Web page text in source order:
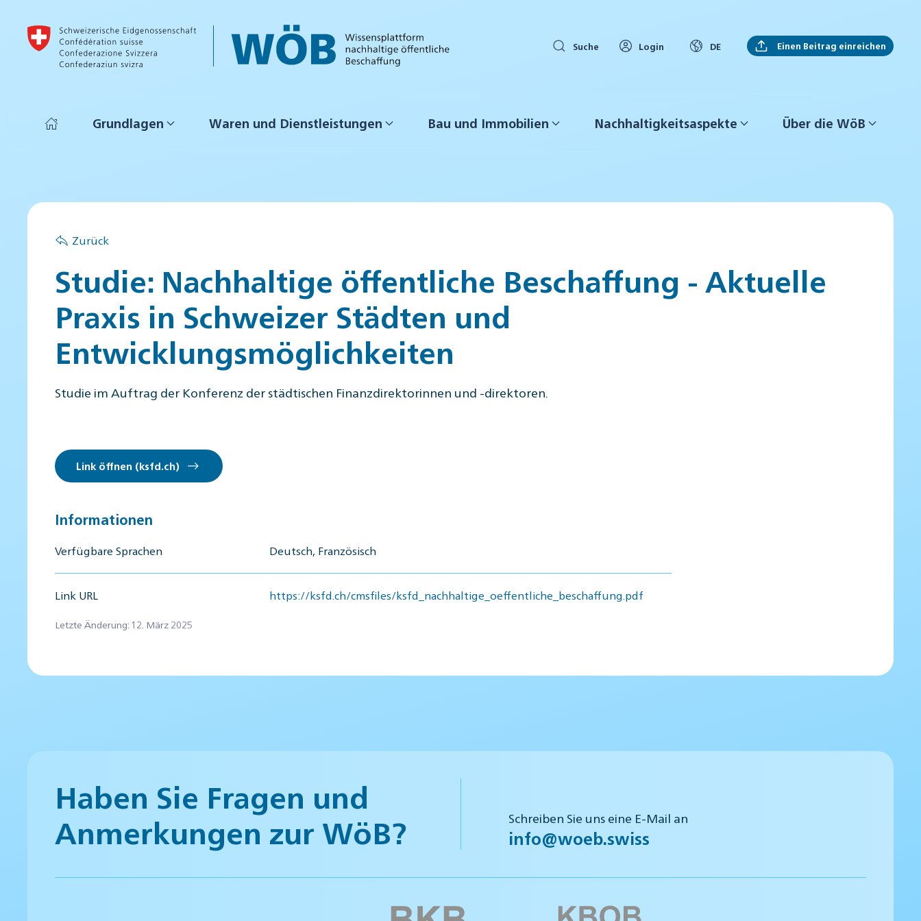
Skip to main content
Suche Login DE Einen Beitrag einreichen
Grundlagen Waren und Dienstleistungen Bau und Immobilien Nachhaltigkeitsaspekte Über die WöB
Zurück
Studie: Nachhaltige öffentliche Beschaffung - Aktuelle
Praxis in Schweizer Städten und
Entwicklungsmöglichkeiten
Studie im Auftrag der Konferenz der städtischen Finanzdirektorinnen und -direktoren.
Link öffnen (ksfd.ch)
Informationen
Verfügbare Sprachen Deutsch, Französisch
Link URL https://ksfd.ch/cmsfiles/ksfd_nachhaltige_oeffentliche_beschaffung.pdf
Letzte Änderung: 12. März 2025
Haben Sie Fragen und
Anmerkungen zur WöB?
Schreiben Sie uns eine E-Mail an
info@woeb.swiss